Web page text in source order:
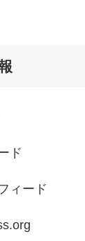
ド
ィード